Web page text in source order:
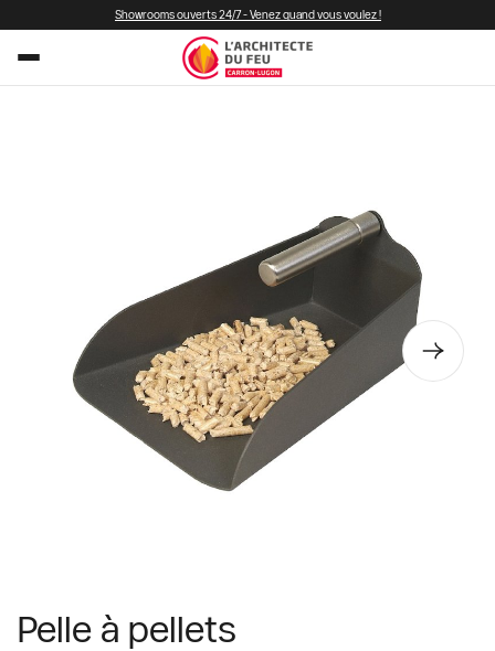
Showrooms ouverts 24/7 - Venez quand vous voulez !
Pelle à pellets